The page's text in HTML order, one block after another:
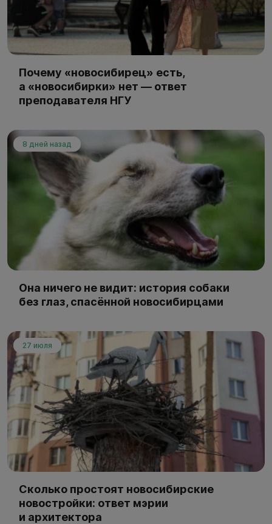
Почему «новосибирец» есть,
а «новосибирки» нет — ответ
преподавателя НГУ
8 дней назад
Она ничего не видит: история собаки
без глаз, спасённой новосибирцами
27 июля
Сколько простоят новосибирские
новостройки: ответ мэрии
и архитектора